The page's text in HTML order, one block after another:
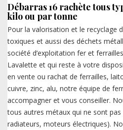
Débarras 16 rachète tous
kilo ou par tonne
Pour la valorisation et le recyclage
toxiques et aussi des déchets
société d’exploitation fer et
Lavalette et qui reste à votre
en vente ou rachat de ferrailles,
cuivre, zinc, alu, notre équipe de
accompagner et vous conseiller.
tous autres métaux qui ne sont
radiateurs, moteurs électriques).